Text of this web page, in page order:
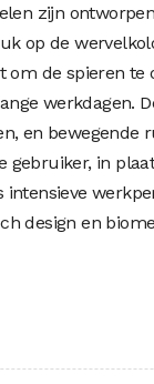
zijn
op de
om de spieren
werkdagen.
en bewegende
gebruiker, in
design en